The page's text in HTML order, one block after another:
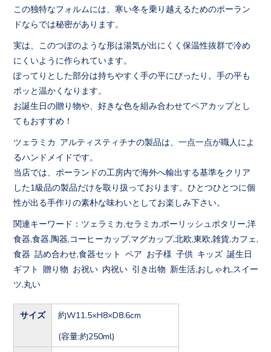
この独特なフォルムには、寒い冬を乗り越えるためのポーラン
ドならでは秘密があります。
実は、このつぼのような形は湯気が出にくく保温性抜群で冷め
にくいように作られています。
ぽってりとした部分は持ちやすく手の平にぴったり。手の平も
ポッと温かくなります。
お誕生日の贈り物や、好きな色を組み合わせてペアカップとし
てもおすすめ！
ツェラミカ アルティスティチナの製品は、一点一点が職人によ
るハンドメイドです。
当店では、ポーランドの工房内で海外へ輸出する基準をクリア
した1級品の製品だけを取り扱っております。ひとつひとつに個
性が出る手作りの素朴な味わいとしてお楽しみ下さい。
関連キーワード：ツェラミカ,セラミカ,ポーリッシュポタリー,洋
食器,食器,陶器,コーヒーカップ,マグカップ,北欧,東欧,雑貨,カフェ,
食器 詰め合わせ,食器セット ペア お子様 子供 キッズ 誕生日
ギフト 贈り物 お祝い 内祝い 引き出物 新生活,おしゃれ,スイー
ツ,丸い
サイズ 約W11.5×H8×D8.6cm
(容量:約250ml)